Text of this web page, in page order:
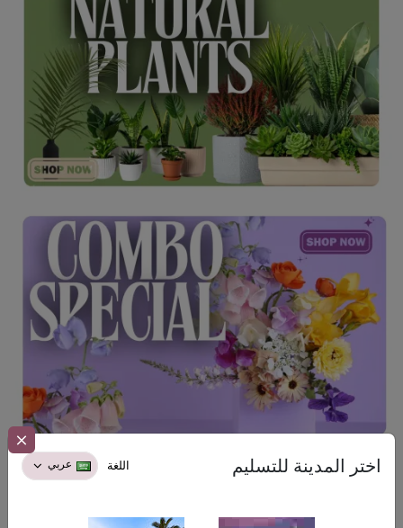
الأكثر مبيعًا
اختر المدينة للتسليم اللغة عربي